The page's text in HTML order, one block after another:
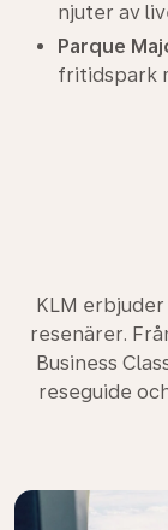
njuter av
Parque
fritidspark
KLM
resenärer.
Business
reseguide